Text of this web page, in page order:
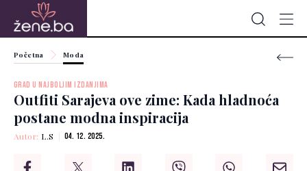
Početna Moda
GRAD U NAJBOLJIM IZDANJIMA
Outfiti Sarajeva ove zime: Kada hladnoća
postane modna inspiracija
Autor: L.S 04. 12. 2025.